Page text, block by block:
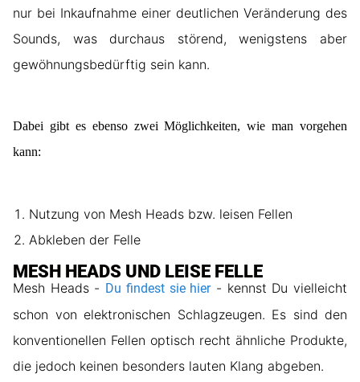
nur bei Inkaufnahme einer deutlichen Veränderung des
Sounds, was durchaus störend, wenigstens aber
gewöhnungsbedürftig sein kann.
Dabei gibt es ebenso zwei Möglichkeiten, wie man vorgehen
kann:
Nutzung von Mesh Heads bzw. leisen Fellen
Abkleben der Felle
MESH HEADS UND LEISE FELLE
Mesh Heads - Du findest sie hier- kennst Du vielleicht
schon von elektronischen Schlagzeugen. Es sind den
konventionellen Fellen optisch recht ähnliche Produkte,
die jedoch keinen besonders lauten Klang abgeben.